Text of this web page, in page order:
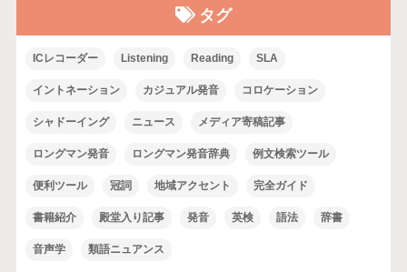
タグ
ICレコーダー Listening Reading SLA
イントネーション カジュアル発音 コロケーション
シャドーイング ニュース メディア寄稿記事
ロングマン発音 ロングマン発音辞典 例文検索ツール
便利ツール 冠詞 地域アクセント 完全ガイド
書籍紹介 殿堂入り記事 発音 英検 語法 辞書
音声学 類語ニュアンス